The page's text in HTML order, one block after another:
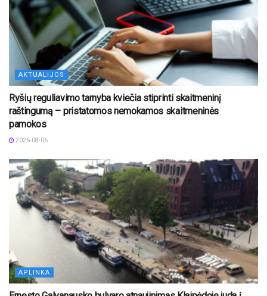
AKTUALIJOS
Ryšių reguliavimo tarnyba kviečia stiprinti skaitmeninį
raštingumą – pristatomos nemokamos skaitmeninės
pamokos
2026-08-06
APLINKA